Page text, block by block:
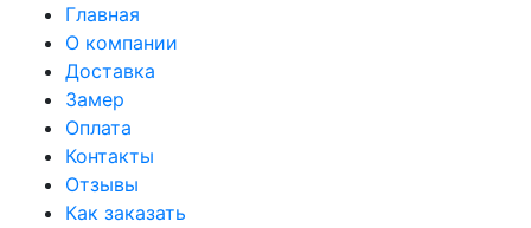
Главная
О компании
Доставка
Замер
Оплата
Контакты
Отзывы
Как заказать